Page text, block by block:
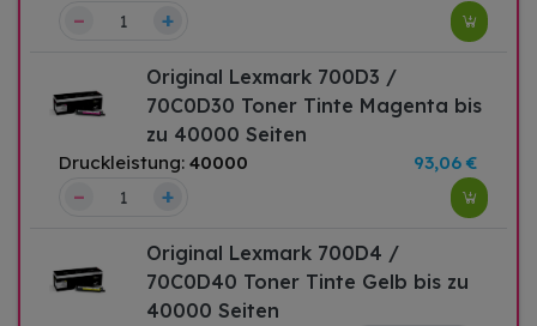
– +
Original Lexmark 700D3 /
70C0D30 Toner Tinte Magenta bis
zu 40000 Seiten
Druckleistung: 40000 93,06 €
– +
Original Lexmark 700D4 /
70C0D40 Toner Tinte Gelb bis zu
40000 Seiten